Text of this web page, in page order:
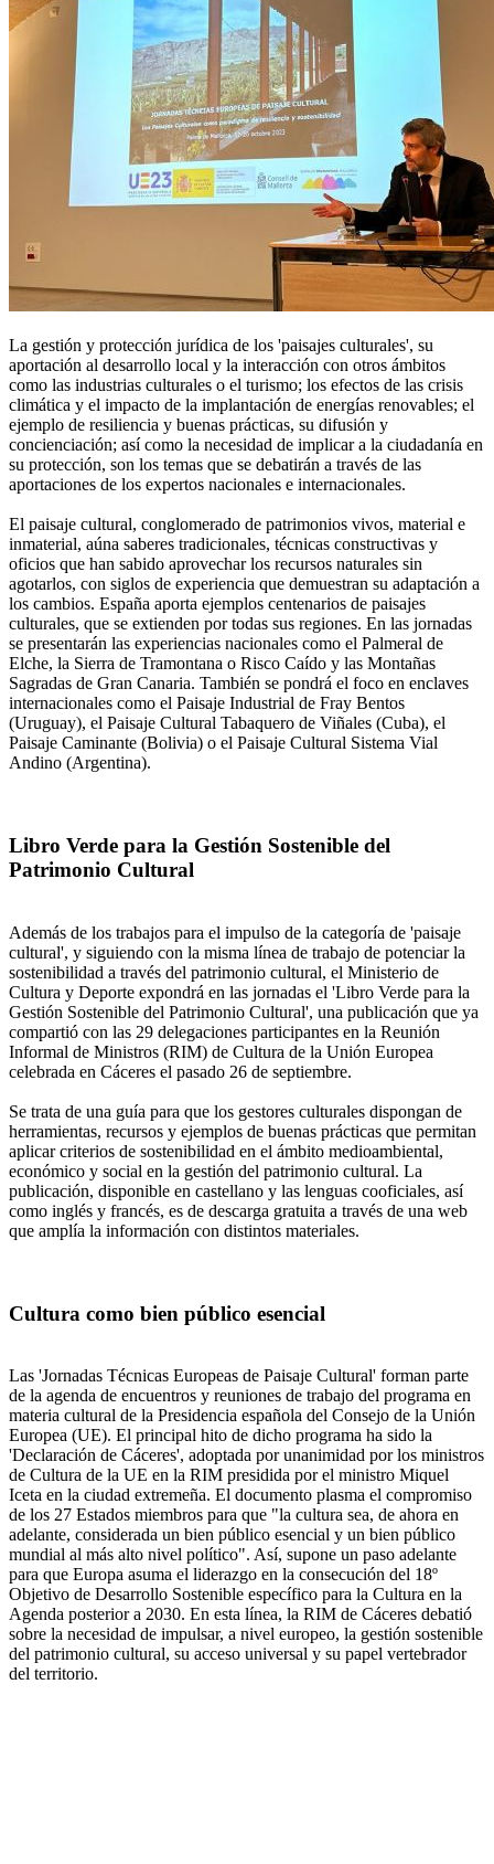
La gestión y protección jurídica de los 'paisajes culturales', su
aportación al desarrollo local y la interacción con otros ámbitos
como las industrias culturales o el turismo; los efectos de las crisis
climática y el impacto de la implantación de energías renovables; el
ejemplo de resiliencia y buenas prácticas, su difusión y
concienciación; así como la necesidad de implicar a la ciudadanía en
su protección, son los temas que se debatirán a través de las
aportaciones de los expertos nacionales e internacionales.
El paisaje cultural, conglomerado de patrimonios vivos, material e
inmaterial, aúna saberes tradicionales, técnicas constructivas y
oficios que han sabido aprovechar los recursos naturales sin
agotarlos, con siglos de experiencia que demuestran su adaptación a
los cambios. España aporta ejemplos centenarios de paisajes
culturales, que se extienden por todas sus regiones. En las jornadas
se presentarán las experiencias nacionales como el Palmeral de
Elche, la Sierra de Tramontana o Risco Caído y las Montañas
Sagradas de Gran Canaria. También se pondrá el foco en enclaves
internacionales como el Paisaje Industrial de Fray Bentos
(Uruguay), el Paisaje Cultural Tabaquero de Viñales (Cuba), el
Paisaje Caminante (Bolivia) o el Paisaje Cultural Sistema Vial
Andino (Argentina).
Libro Verde para la Gestión Sostenible del
Patrimonio Cultural
Además de los trabajos para el impulso de la categoría de 'paisaje
cultural', y siguiendo con la misma línea de trabajo de potenciar la
sostenibilidad a través del patrimonio cultural, el Ministerio de
Cultura y Deporte expondrá en las jornadas el 'Libro Verde para la
Gestión Sostenible del Patrimonio Cultural', una publicación que ya
compartió con las 29 delegaciones participantes en la Reunión
Informal de Ministros (RIM) de Cultura de la Unión Europea
celebrada en Cáceres el pasado 26 de septiembre.
Se trata de una guía para que los gestores culturales dispongan de
herramientas, recursos y ejemplos de buenas prácticas que permitan
aplicar criterios de sostenibilidad en el ámbito medioambiental,
económico y social en la gestión del patrimonio cultural. La
publicación, disponible en castellano y las lenguas cooficiales, así
como inglés y francés, es de descarga gratuita a través de una web
que amplía la información con distintos materiales.
Cultura como bien público esencial
Las 'Jornadas Técnicas Europeas de Paisaje Cultural' forman parte
de la agenda de encuentros y reuniones de trabajo del programa en
materia cultural de la Presidencia española del Consejo de la Unión
Europea (UE). El principal hito de dicho programa ha sido la
'Declaración de Cáceres', adoptada por unanimidad por los ministros
de Cultura de la UE en la RIM presidida por el ministro Miquel
Iceta en la ciudad extremeña. El documento plasma el compromiso
de los 27 Estados miembros para que "la cultura sea, de ahora en
adelante, considerada un bien público esencial y un bien público
mundial al más alto nivel político". Así, supone un paso adelante
para que Europa asuma el liderazgo en la consecución del 18º
Objetivo de Desarrollo Sostenible específico para la Cultura en la
Agenda posterior a 2030. En esta línea, la RIM de Cáceres debatió
sobre la necesidad de impulsar, a nivel europeo, la gestión sostenible
del patrimonio cultural, su acceso universal y su papel vertebrador
del territorio.